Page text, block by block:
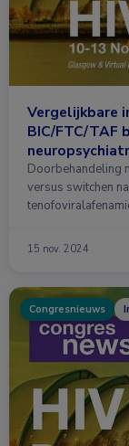
Vergelijkbare
BIC/FTC/TAF
Doorbehandeling
versus switchen
15 nov. 2024
Congresnieuws